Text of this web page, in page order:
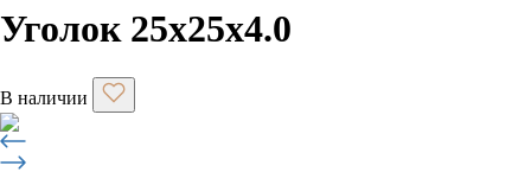
Уголок 25х25х4.0
В наличии